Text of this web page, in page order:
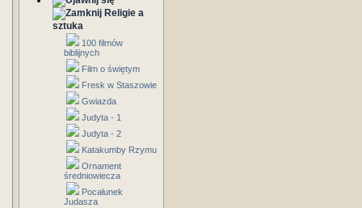
Religie a
sztuka
100 filmów
biblijnych
Film o świętym
Fresk w Staszowie
Gwiazda
Judyta - 1
Judyta - 2
Katakumby Rzymu
Ornament
średniowiecza
Pocałunek
Judasza